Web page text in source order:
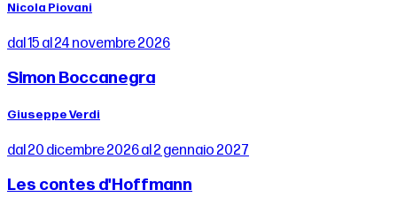
Nicola Piovani
dal 15 al 24 novembre 2026
Simon Boccanegra
Giuseppe Verdi
dal 20 dicembre 2026 al 2 gennaio 2027
Les contes d'Hoffmann